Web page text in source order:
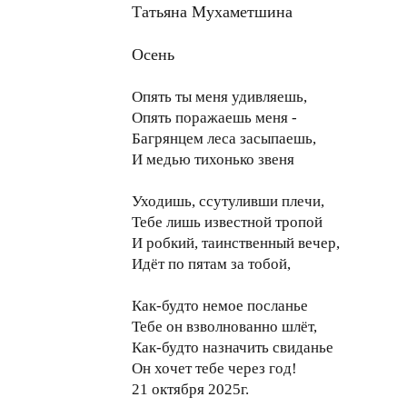
Татьяна Мухаметшина
Осень
Опять ты меня удивляешь,
Опять поражаешь меня -
Багрянцем леса засыпаешь,
И медью тихонько звеня
Уходишь, ссутуливши плечи,
Тебе лишь известной тропой
И робкий, таинственный вечер,
Идёт по пятам за тобой,
Как-будто немое посланье
Тебе он взволнованно шлёт,
Как-будто назначить свиданье
Он хочет тебе через год!
21 октября 2025г.